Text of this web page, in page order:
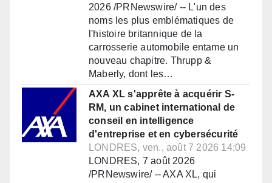
2026 /PRNewswire/ -- L'un des
noms les plus emblématiques de
l'histoire britannique de la
carrosserie automobile entame un
nouveau chapitre. Thrupp &
Maberly, dont les…
AXA XL s'apprête à acquérir S-
RM, un cabinet international de
conseil en intelligence
d'entreprise et en cybersécurité
LONDRES, ven., août 7 2026 14:09
LONDRES, 7 août 2026
/PRNewswire/ -- AXA XL, qui